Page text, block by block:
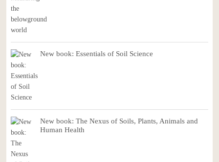
New book: Essentials of Soil Science
New book: The Nexus of Soils, Plants, Animals and
Human Health